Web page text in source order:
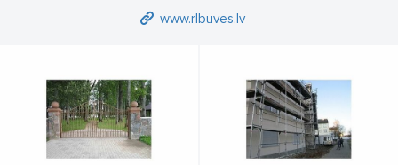
www.rlbuves.lv